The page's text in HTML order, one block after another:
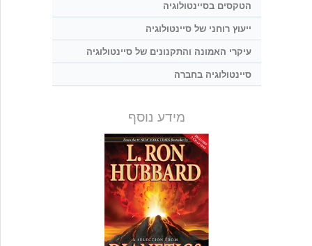
הטקסים בסיינטולוגיה
ייעוץ רוחני של סיינטולוגיה
עיקרי האמונה והתקנונים של סיינטולוגיה
סיינטולוגיה בחברה
מידע נוסף